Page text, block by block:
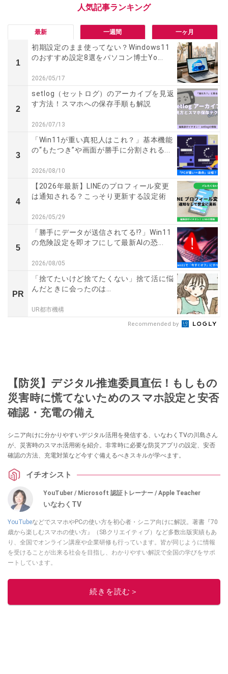
最新 一週間 一ヶ月
1
初期設定のまま使ってない？Windows11
のおすすめ設定8選をパソコン博士Yo...
2026/05/17
2
setlog（セットログ）のアーカイブを見返
す方法！スマホへの保存手順も解説
2026/07/13
3
「Win11が重い真犯人はこれ？」基本機能
の“もたつき”や画面が勝手に分割される...
2026/08/10
4
【2026年最新】LINEのプロフィール変更
は通知される？こっそり更新する設定術
2026/05/29
5
「勝手にデータが送信されてる!?」Win11
の危険設定を即オフにして最新AIの恐...
2026/08/05
PR
「捨てたいけど捨てたくない」捨て活に悩
んだときに会ったのは…
UR都市機構
Recommended by
【防災】デジタル推進委員直伝！もしもの
災害時に慌てないためのスマホ設定と安否
確認・充電の備え
シニア向けに分かりやすいデジタル活用を発信する、いなわくTVの川島さん
が、災害時のスマホ活用術を紹介。非常時に必要な防災アプリの設定、安否
確認の方法、充電対策など今すぐ備えるべきスキルが学べます。
イチオシスト
YouTuber / Microsoft 認証トレーナー / Apple Teacher
いなわくTV
YouTubeなどでスマホやPCの使い方を初心者・シニア向けに解説。著書『70
歳から楽しむスマホの使い方』（SBクリエイティブ）など多数出版実績もあ
り、全国でオンライン講座や企業研修も行っています。皆が同じように情報
を受けることが出来る社会を目指し、わかりやすい解説で全国の学びをサポ
ートしています。
このイチオシストの他の記事を読む
続きを読む＞